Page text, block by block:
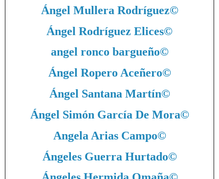
Ángel Mullera Rodríguez©
Ángel Rodríguez Elices©
angel ronco bargueño©
Ángel Ropero Aceñero©
Ángel Santana Martín©
Ángel Simón García De Mora©
Angela Arias Campo©
Ángeles Guerra Hurtado©